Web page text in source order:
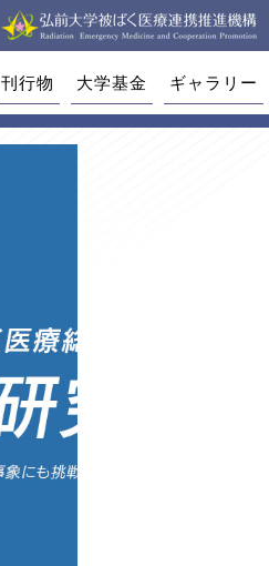
刊行物 大学基金 ギャラリー